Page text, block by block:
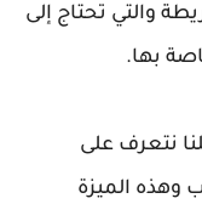
والتي تحتاج إلى
بها.
نتعرف على
وهذه الميزة